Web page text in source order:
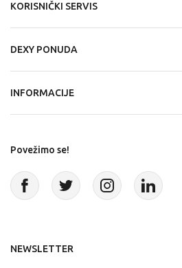
KORISNIČKI SERVIS
DEXY PONUDA
INFORMACIJE
Povežimo se!
NEWSLETTER